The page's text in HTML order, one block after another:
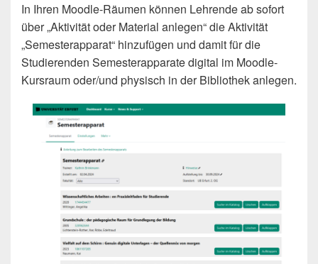
In Ihren Moodle-Räumen können Lehrende ab sofort
über „Aktivität oder Material anlegen“ die Aktivität
„Semesterapparat“ hinzufügen und damit für die
Studierenden Semesterapparate digital im Moodle-
Kursraum oder/und physisch in der Bibliothek anlegen.